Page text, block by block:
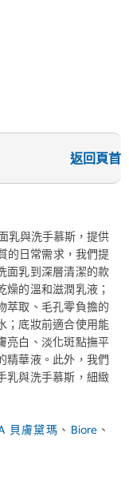
返回頁首
乳與洗手慕斯，提供
的日常需求，我們提
面乳到深層清潔的款
的溫和滋潤乳液；
萃取、毛孔零負擔的
；底妝前適合使用能
亮白、淡化斑點撫平
精華液。此外，我們
乳與洗手慕斯，細緻
貝膚黛瑪 、 Biore、